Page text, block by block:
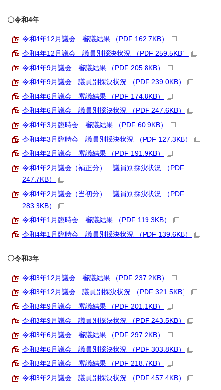
〇令和4年
令和4年12月議会 審議結果 （PDF 162.7KB）
令和4年12月議会 議員別採決状況 （PDF 259.5KB）
令和4年9月議会 審議結果 （PDF 205.8KB）
令和4年9月議会 議員別採決状況 （PDF 239.0KB）
令和4年6月議会 審議結果 （PDF 174.8KB）
令和4年6月議会 議員別採決状況 （PDF 247.6KB）
令和4年3月臨時会 審議結果 （PDF 60.9KB）
令和4年3月臨時会 議員別採決状況 （PDF 127.3KB）
令和4年2月議会 審議結果 （PDF 191.9KB）
令和4年2月議会（補正分） 議員別採決状況 （PDF
247.7KB）
令和4年2月議会（当初分） 議員別採決状況 （PDF
283.3KB）
令和4年1月臨時会 審議結果 （PDF 119.3KB）
令和4年1月臨時会 議員別採決状況 （PDF 139.6KB）
〇令和3年
令和3年12月議会 審議結果 （PDF 237.2KB）
令和3年12月議会 議員別採決状況 （PDF 321.5KB）
令和3年9月議会 審議結果 （PDF 201.1KB）
令和3年9月議会 議員別採決状況 （PDF 243.5KB）
令和3年6月議会 審議結果 （PDF 297.2KB）
令和3年6月議会 議員別採決状況 （PDF 303.8KB）
令和3年2月議会 審議結果 （PDF 218.7KB）
令和3年2月議会 議員別採決状況 （PDF 457.4KB）